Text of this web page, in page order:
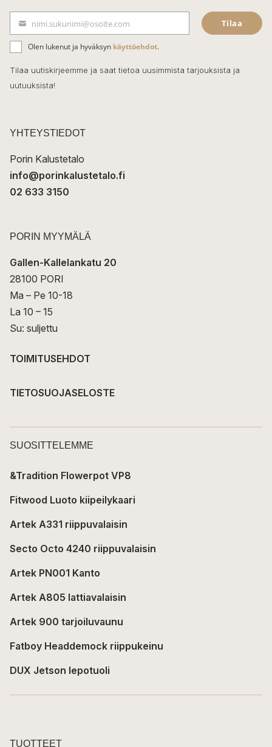
e
b
o
o
k
ä
h
k
t
nimi.sukunimi@osoite.com Tilaa
Olen lukenut ja hyväksyn käyttöehdot.
Tilaa uutiskirjeemme ja saat tietoa uusimmista tarjouksista ja
uutuuksista!
YHTEYSTIEDOT
Porin Kalustetalo
info@porinkalustetalo.fi
02 633 3150
PORIN MYYMÄLÄ
Gallen-Kallelankatu 20
28100 PORI
Ma – Pe 10-18
La 10 – 15
Su: suljettu
TOIMITUSEHDOT
TIETOSUOJASELOSTE
SUOSITTELEMME
&Tradition Flowerpot VP8
Fitwood Luoto kiipeilykaari
Artek A331 riippuvalaisin
Secto Octo 4240 riippuvalaisin
Artek PN001 Kanto
Artek A805 lattiavalaisin
Artek 900 tarjoiluvaunu
Fatboy Headdemock riippukeinu
DUX Jetson lepotuoli
TUOTTEET